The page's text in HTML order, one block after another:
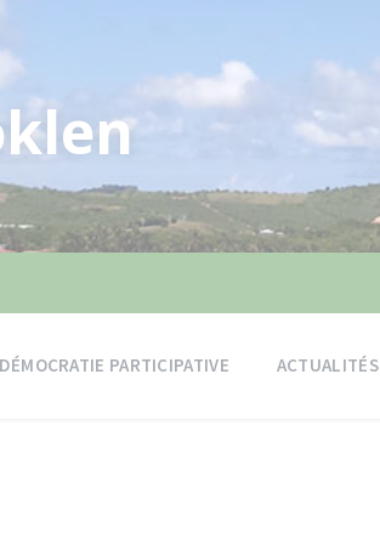
DÉMOCRATIE PARTICIPATIVE ACTUALITÉS